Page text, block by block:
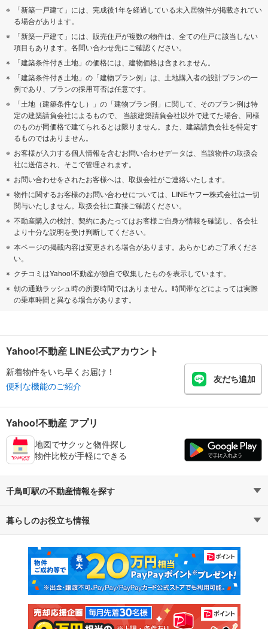
「新築一戸建て」には、完成後1年を経過している未入居物件が掲載されてい
る場合があります。
「新築一戸建て」には、販売住戸が複数の物件は、全ての住戸に該当しない
項目もあります。各問い合わせ先にご確認ください。
「建築条件付き土地」の価格には、建物価格は含まれません。
「建築条件付き土地」の「建物プラン例」は、土地購入者の設計プランの一
例であり、プランの採用可否は任意です。
「土地（建築条件なし）」の「建物プラン例」に関して、そのプラン例は特
定の建築請負会社によるもので、 当該建築請負会社以外で建てた場合、同様
のものが同価格で建てられるとは限りません。また、建築請負会社を特定す
るものではありません。
お客様が入力する個人情報を含むお問い合わせデータは、当該物件の取扱会
社に送信され、そこで管理されます。
お問い合わせをされたお客様へは、取扱会社がご連絡いたします。
物件に関するお客様のお問い合わせについては、LINEヤフー株式会社は一切
関与いたしません。取扱会社に直接ご確認ください。
不動産購入の検討、契約にあたってはお客様ご自身が情報を確認し、各会社
より十分な説明を受け判断してください。
本ページの掲載内容は変更される場合があります。あらかじめご了承くださ
い。
クチコミはYahoo!不動産が独自で収集したものを表示しています。
朝の通勤ラッシュ時の所要時間ではありません。時間帯などによっては実際
の乗車時間と異なる場合があります。
Yahoo!不動産 LINE公式アカウント
新着物件をいち早くお届け！
便利な機能のご紹介
友だち追加
Yahoo!不動産 アプリ
地図でサクッと物件探し
物件比較が手軽にできる
千鳥町駅の不動産情報を探す
不動産・住宅
新築マンション 中古マンション
新築一戸建て 中古一戸建て
注文住宅 土地
暮らしのお役立ち情報
マンションカタログ 教えて！住まいの先生